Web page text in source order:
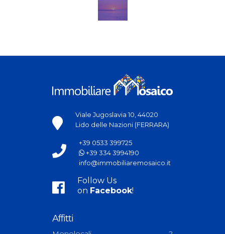
Viale Jugoslavia 10, 44020
Lido delle Nazioni (FERRARA)
+39 0533 399725
+39 334 3994190
info@immobiliaremosaico.it
Follow Us
on Facebook!
Affitti